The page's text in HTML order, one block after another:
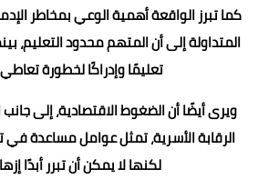
كما تبرز الواقعة أهمية الوعي بمخاطر
المتداولة إلى أن المتهم محدود التعليم،
تعليمًا وإدراكًا لخطورة
ويرى أيضًا أن الضغوط الاقتصادية، إلى
الرقابة الأسرية، تمثل عوامل مساعدة في
لكنها لا يمكن أن تبرر أبدًا